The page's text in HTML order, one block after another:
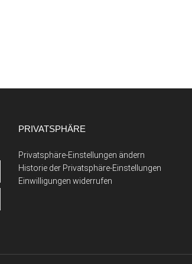
PRIVATSPHÄRE
Privatsphäre-Einstellungen ändern
Historie der Privatsphäre-Einstellungen
Einwilligungen widerrufen